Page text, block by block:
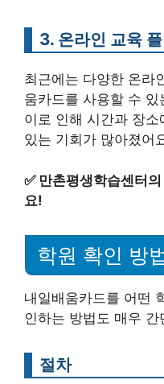
3. 온라인 교육
최근에는 다양한 온라
움카드를 사용할 수
이로 인해 시간과 장
있는 기회가 많아졌어
✅ 만촌평생학습센터
요!
학원 확인 방
내일배움카드를 어떤
인하는 방법도 매우 간
절차